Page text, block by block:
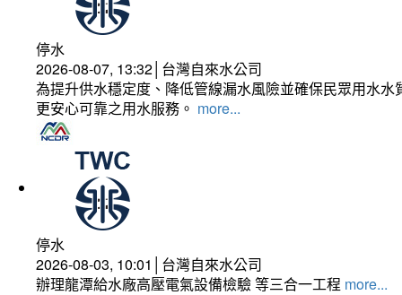
停水
2026-08-07, 13:32│台灣自來水公司
為提升供水穩定度、降低管線漏水風險並確保民眾用水
更安心可靠之用水服務。 more...
停水
2026-08-03, 10:01│台灣自來水公司
辦理龍潭給水廠高壓電氣設備檢驗 等三合一工程 more...